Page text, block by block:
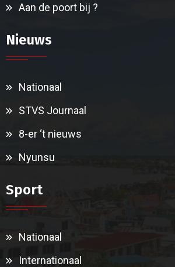
Aan de poort bij ?
Nieuws
Nationaal
STVS Journaal
8-er ‘t nieuws
Nyunsu
Sport
Nationaal
Internationaal